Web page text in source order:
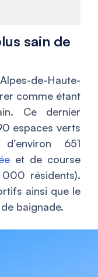
sain de
de-Haute-
comme étant
Ce dernier
espaces verts
651
et de course
000 résidents).
ainsi que le
baignade.